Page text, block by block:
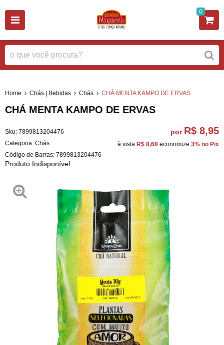
0
Home Chás | Bebidas Chás CHÁ MENTA KAMPO DE ERVAS
CHÁ MENTA KAMPO DE ERVAS
Sku: 7899813204476
Categoria: Chás
Código de Barras: 7899813204476
Produto Indisponível
por R$ 8,95
à vista R$ 8,68 economize 3% no Pix